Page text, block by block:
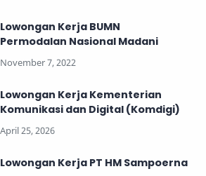
Lowongan Kerja BUMN
Permodalan Nasional Madani
Lowongan Kerja Kementerian
Komunikasi dan Digital (Komdigi)
Lowongan Kerja PT HM Sampoerna